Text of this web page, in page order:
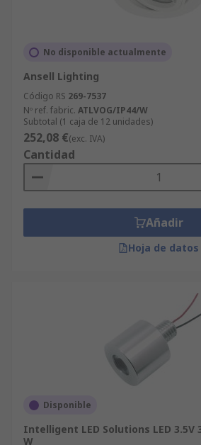
No disponible actualmente
Ansell Lighting
Código RS 269-7537
Nº ref. fabric. ATLVOG/IP44/W
Subtotal (1 caja de 12 unidades)
252,08 €(exc. IVA)
Cantidad
Añadir
Hoja de datos
Disponible
Intelligent LED Solutions LED 3.5V
W